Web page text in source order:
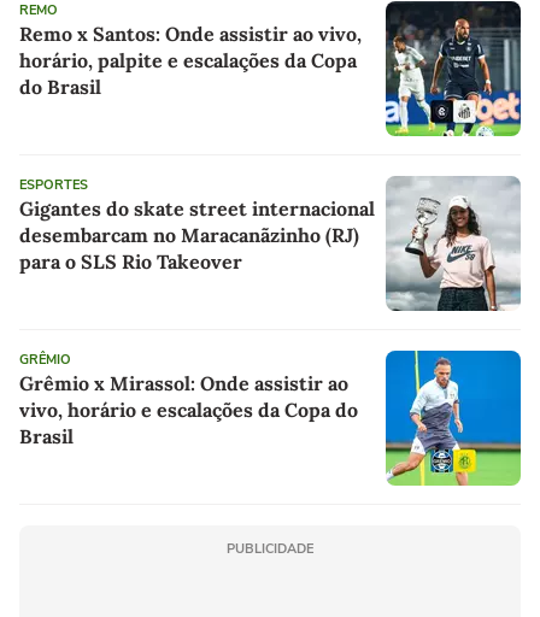
REMO
Remo x Santos: Onde assistir ao vivo,
horário, palpite e escalações da Copa
do Brasil
ESPORTES
Gigantes do skate street internacional
desembarcam no Maracanãzinho (RJ)
para o SLS Rio Takeover
GRÊMIO
Grêmio x Mirassol: Onde assistir ao
vivo, horário e escalações da Copa do
Brasil
PUBLICIDADE